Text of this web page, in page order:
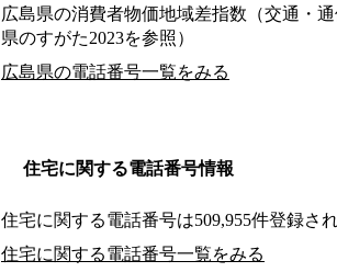
広島県の消費者物価地域差指数（交通・
県のすがた2023を参照）
広島県の電話番号一覧をみる
住宅に関する電話番号情報
住宅に関する電話番号は509,955件登録さ
住宅に関する電話番号一覧をみる